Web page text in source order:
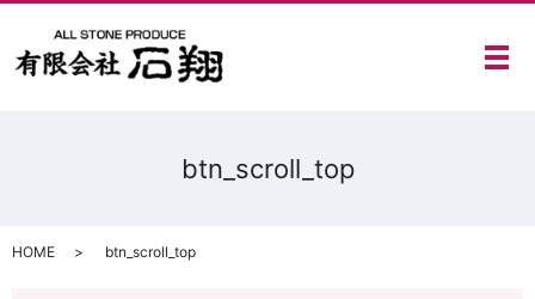
メ
btn_scroll_top
HOME btn_scroll_top